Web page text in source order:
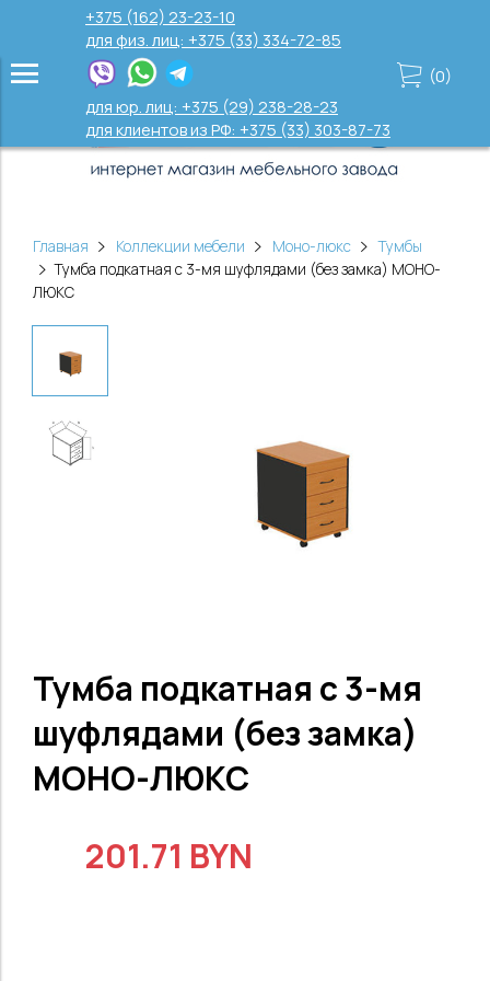
+375 (162) 23-23-10
для физ. лиц: +375 (33) 334-72-85
для юр. лиц: +375 (29) 238-28-23
для клиентов из РФ: +375 (33) 303-87-73
(0)
Главная Коллекции мебели Моно-люкс
Тумбы
Тумба подкатная с 3-мя шуфлядами (без замка) МОНО-
ЛЮКС
Тумба подкатная с 3-мя
шуфлядами (без замка)
МОНО-ЛЮКС
201.71 BYN